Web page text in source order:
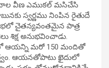
వీణ ఎముకల్‌ మసిచేసి
స్వర్ణము నింపిన రైతుదే
చైతన్యవంతమైన పాత్ర
శిక్ష అనుభవించాడు.
ఆయన్ని మరో 150 మందితో
ఆయనతోపాటు ఖైదులో